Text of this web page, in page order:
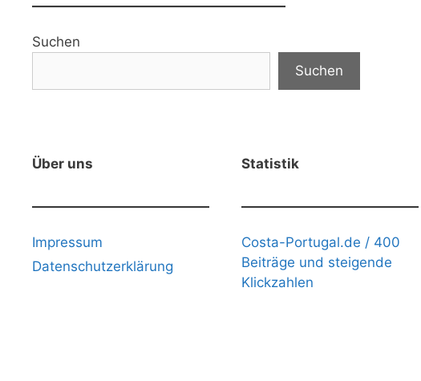
Suchen
Suchen
Über uns
Impressum
Datenschutzerklärung
Statistik
Costa-Portugal.de / 400
Beiträge und steigende
Klickzahlen